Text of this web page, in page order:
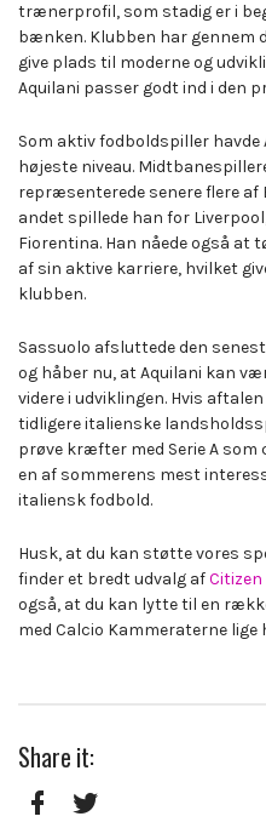
trænerprofil, som stadig er i
bænken. Klubben har gennem
give plads til moderne og
Aquilani passer godt ind i den
Som aktiv fodboldspiller havde
højeste niveau.
repræsenterede senere flere
andet spillede han for
Fiorentina. Han nåede også at
af sin aktive karriere, hvilket
klubben.
Sassuolo afsluttede den
og håber nu, at Aquilani kan
videre i udviklingen. Hvis
tidligere italienske
prøve kræfter med Serie A
en af sommerens mest
italiensk fodbold.
Husk, at du kan støtte vores
finder et bredt udvalg af
også, at du kan lytte til en
med Calcio Kammeraterne lige
Share it: